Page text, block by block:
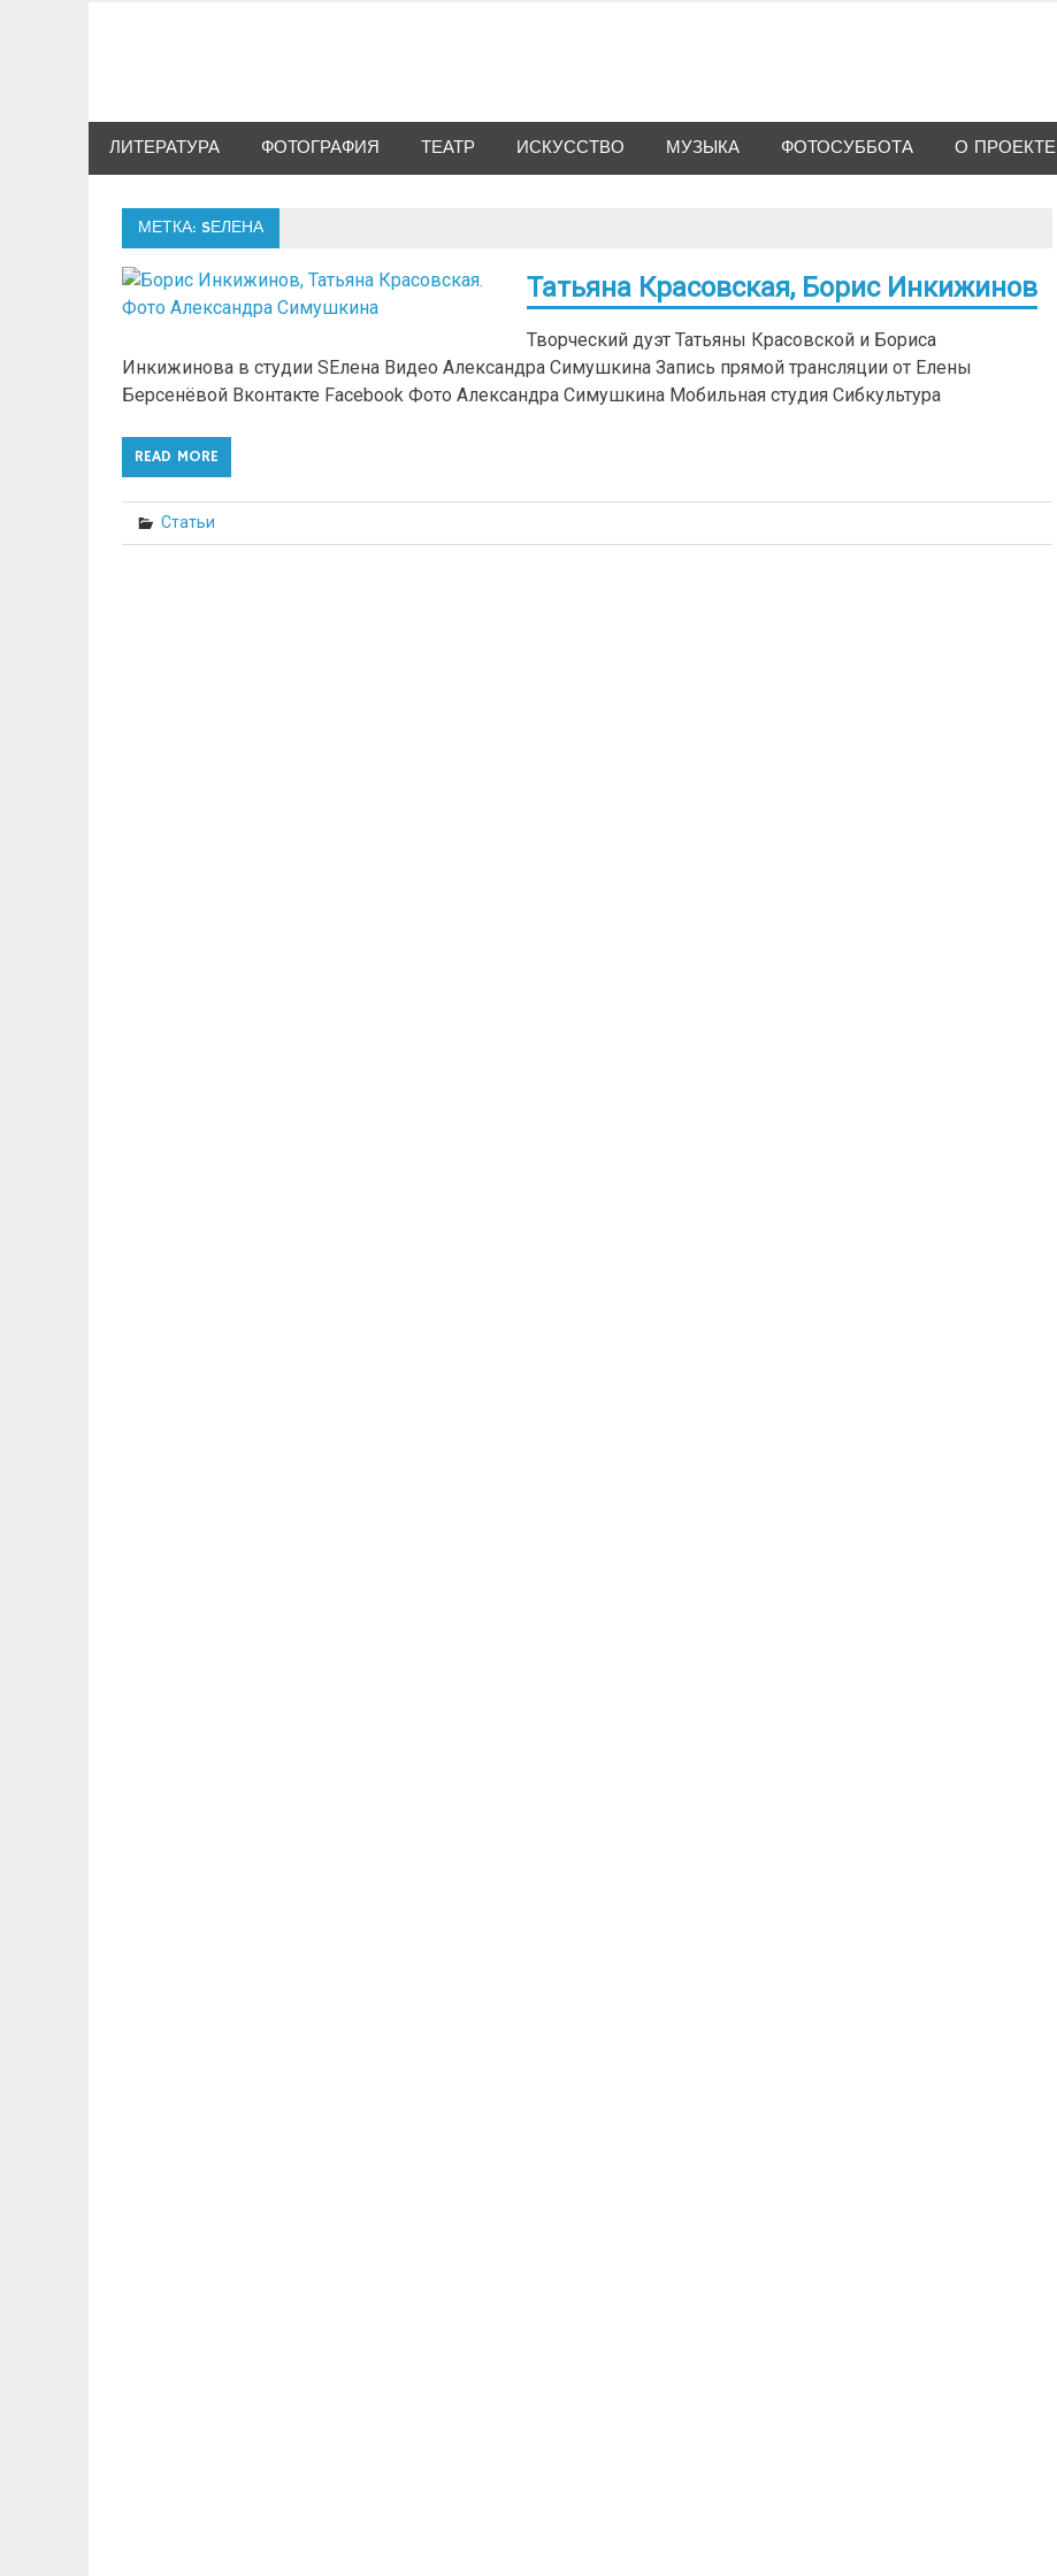
ЛИТЕРАТУРА ФОТОГРАФИЯ ТЕАТР ИСКУССТВО МУЗЫКА ФОТОСУББОТА О ПРОЕКТЕ
МЕТКА: SЕЛЕНА
Татьяна Красовская, Борис Инкижинов
Творческий дуэт Татьяны Красовской и Бориса
Инкижинова в студии SEлена Видео Александра Симушкина Запись прямой трансляции от Елены
Берсенёвой Вконтакте Facebook Фото Александра Симушкина Мобильная студия Сибкультура
READ MORE
Статьи